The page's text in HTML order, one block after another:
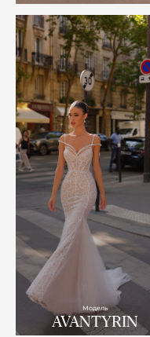
Модель
AVANTYRIN